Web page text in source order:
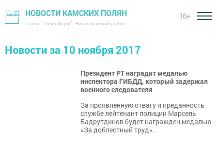
НОВОСТИ КАМСКИХ ПОЛЯН
Газета "Посинформ" - Нижнекамский район
16+
Новости за 10 ноября 2017
Президент РТ наградит медалью
инспектора ГИБДД, который задержал
военного следователя
За проявленную отвагу и преданность
службе лейтенант полиции Марсель
Бадрутдинов будет награжден медалью
«За доблестный труд».